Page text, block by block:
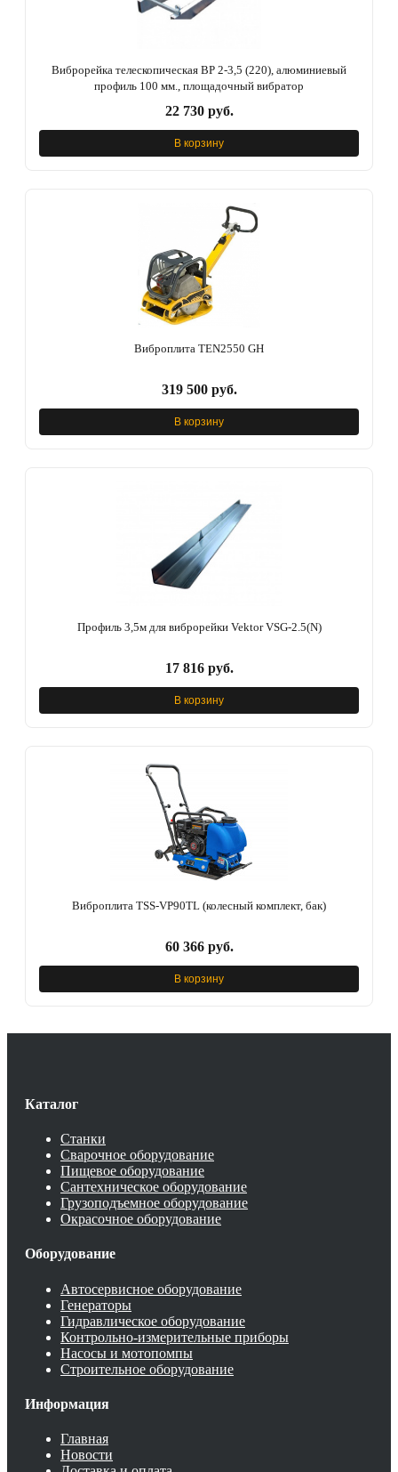
Виброрейка телескопическая ВР 2-3,5 (220), алюминиевый
профиль 100 мм., площадочный вибратор
22 730 руб.
В корзину
Виброплита TEN2550 GH
319 500 руб.
В корзину
Профиль 3,5м для виброрейки Vektor VSG-2.5(N)
17 816 руб.
В корзину
Виброплита TSS-VP90TL (колесный комплект, бак)
60 366 руб.
В корзину
Каталог
Станки
Сварочное оборудование
Пищевое оборудование
Сантехническое оборудование
Грузоподъемное оборудование
Окрасочное оборудование
Оборудование
Автосервисное оборудование
Генераторы
Гидравлическое оборудование
Контрольно-измерительные приборы
Насосы и мотопомпы
Строительное оборудование
Информация
Главная
Новости